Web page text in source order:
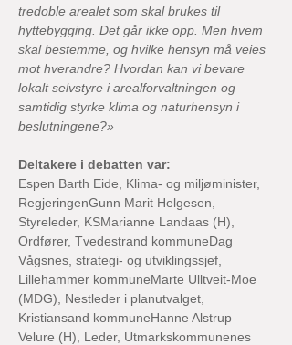
tredoble arealet som skal brukes til
hyttebygging. Det går ikke opp. Men hvem
skal bestemme, og hvilke hensyn må veies
mot hverandre? Hvordan kan vi bevare
lokalt selvstyre i arealforvaltningen og
samtidig styrke klima og naturhensyn i
beslutningene?»
Deltakere i debatten var:
Espen Barth Eide, Klima- og miljøminister,
RegjeringenGunn Marit Helgesen,
Styreleder, KSMarianne Landaas (H),
Ordfører, Tvedestrand kommuneDag
Vågsnes, strategi- og utviklingssjef,
Lillehammer kommuneMarte Ulltveit-Moe
(MDG), Nestleder i planutvalget,
Kristiansand kommuneHanne Alstrup
Velure (H), Leder, Utmarkskommunenes